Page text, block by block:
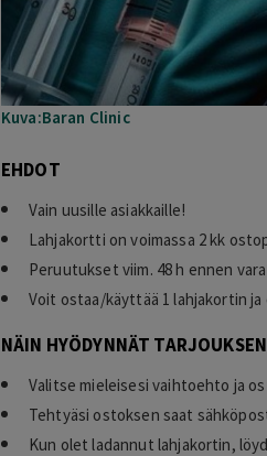
Kuva:Baran Clinic
EHDOT
Vain uusille asiakkaille!
Lahjakortti on voimassa 2 kk
Peruutukset viim. 48 h ennen
Voit ostaa/käyttää 1 lahjakortin ja
NÄIN HYÖDYNNÄT TARJOUKSEN
Valitse mieleisesi vaihtoehto ja
Tehtyäsi ostoksen saat
Kun olet ladannut lahjakortin,